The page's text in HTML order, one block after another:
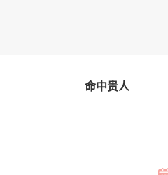
命中贵人